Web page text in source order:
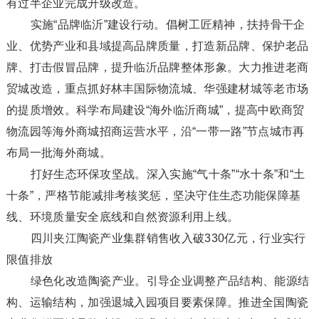
有过半企业完成升级改造。
实施“品牌临沂”建设行动。倡树工匠精神，扶持骨干企
业、优势产业和县域提高品牌质量，打造新品牌、保护老品
牌、打击假冒品牌，提升临沂品牌整体形象。大力推进老商
贸城改造，重点抓好林丰国际物流城、华强建材城等老市场
的提质增效。科学布局建设“海外临沂商城”，提高中欧商贸
物流园等海外商城招商运营水平，沿“一带一路”节点城市再
布局一批海外商城。
打好生态环保攻坚战。深入实施“气十条”“水十条”和“土
十条”，严格节能减排考核奖惩，坚决守住生态功能保障基
线、环境质量安全底线和自然资源利用上线。
四川夹江陶瓷产业集群销售收入破330亿元，行业实行
限值排放
绿色化改造陶瓷产业。引导企业调整产品结构、能源结
构、运输结构，加强退城入园项目要素保障。推进全国陶瓷